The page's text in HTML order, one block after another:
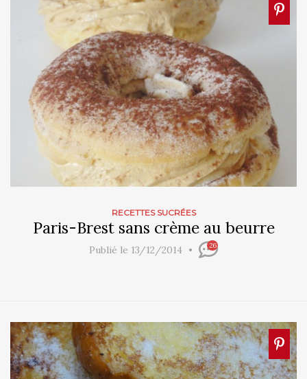
RECETTES SUCRÉES
Paris-Brest sans crème au beurre
Publié le 13/12/2014 26